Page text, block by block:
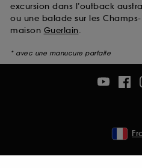
excursion dans l’outback
ou une balade sur les
maison Guerlain.
* avec une manucure parfaite